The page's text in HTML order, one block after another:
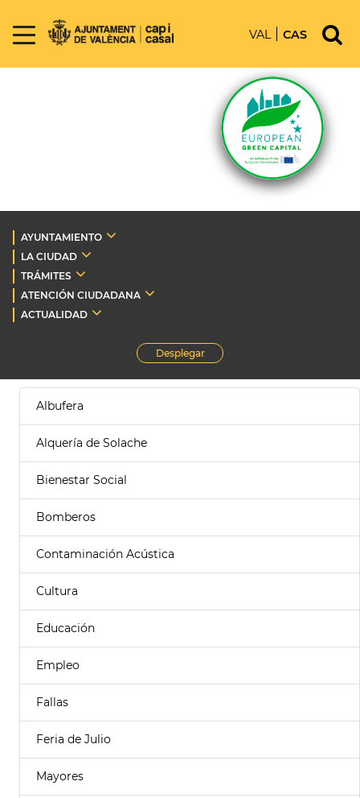
VAL CAS
AYUNTAMIENTO
LA CIUDAD
TRÁMITES
ATENCIÓN CIUDADANA
ACTUALIDAD
Desplegar
Albufera
Alquería de Solache
Bienestar Social
Bomberos
Contaminación Acústica
Cultura
Educación
Empleo
Fallas
Feria de Julio
Mayores